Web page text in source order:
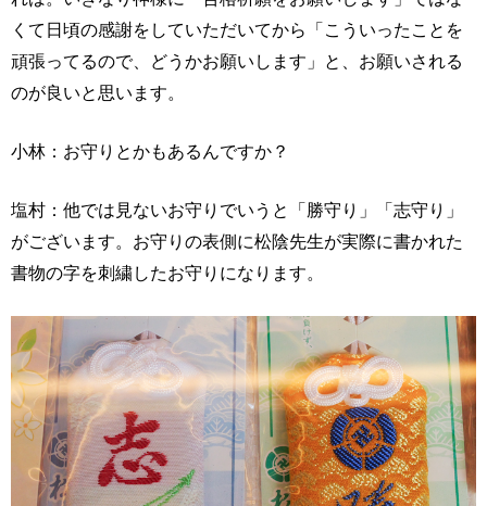
くて日頃の感謝をしていただいてから「こういったことを
頑張ってるので、どうかお願いします」と、お願いされる
のが良いと思います。
小林：お守りとかもあるんですか？
塩村：他では見ないお守りでいうと「勝守り」「志守り」
がございます。お守りの表側に松陰先生が実際に書かれた
書物の字を刺繍したお守りになります。